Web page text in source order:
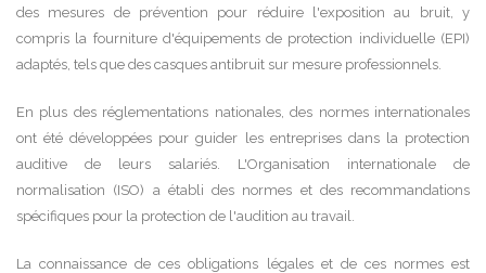
des mesures de prévention pour réduire l'exposition au bruit, y
compris la fourniture d'équipements de protection individuelle (EPI)
adaptés, tels que des casques antibruit sur mesure professionnels.
En plus des réglementations nationales, des normes internationales
ont été développées pour guider les entreprises dans la protection
auditive de leurs salariés. L'Organisation internationale de
normalisation (ISO) a établi des normes et des recommandations
spécifiques pour la protection de l'audition au travail.
La connaissance de ces obligations légales et de ces normes est